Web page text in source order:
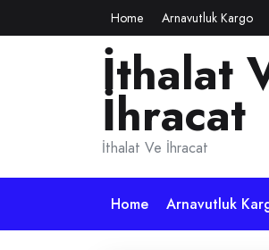
to
Home Arnavutluk Kargo
İthalat
İhracat
İthalat Ve İhracat
Home Arnavutluk